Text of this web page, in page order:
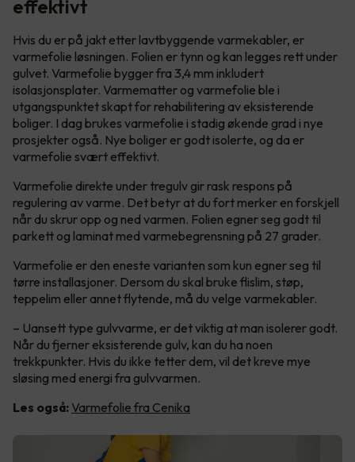
effektivt
Hvis du er på jakt etter lavtbyggende varmekabler, er
varmefolie løsningen. Folien er tynn og kan legges rett under
gulvet. Varmefolie bygger fra 3,4 mm inkludert
isolasjonsplater. Varmematter og varmefolie ble i
utgangspunktet skapt for rehabilitering av eksisterende
boliger. I dag brukes varmefolie i stadig økende grad i nye
prosjekter også. Nye boliger er godt isolerte, og da er
varmefolie svært effektivt.
Varmefolie direkte under tregulv gir rask respons på
regulering av varme. Det betyr at du fort merker en forskjell
når du skrur opp og ned varmen. Folien egner seg godt til
parkett og laminat med varmebegrensning på 27 grader.
Varmefolie er den eneste varianten som kun egner seg til
tørre installasjoner. Dersom du skal bruke flislim, støp,
teppelim eller annet flytende, må du velge varmekabler.
– Uansett type gulvvarme, er det viktig at man isolerer godt.
Når du fjerner eksisterende gulv, kan du ha noen
trekkpunkter. Hvis du ikke tetter dem, vil det kreve mye
sløsing med energi fra gulvvarmen.
Les også: Varmefolie fra Cenika